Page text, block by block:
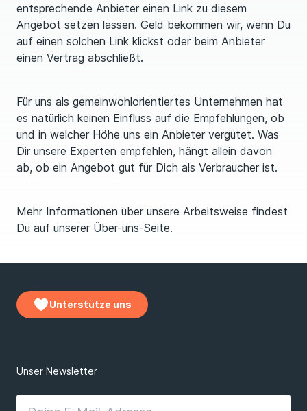
entsprechende Anbieter einen Link zu diesem
Angebot setzen lassen. Geld bekommen wir, wenn Du
auf einen solchen Link klickst oder beim Anbieter
einen Vertrag abschließt.
Für uns als gemeinwohlorientiertes Unternehmen hat
es natürlich keinen Einfluss auf die Empfehlungen, ob
und in welcher Höhe uns ein Anbieter vergütet. Was
Dir unsere Experten empfehlen, hängt allein davon
ab, ob ein Angebot gut für Dich als Verbraucher ist.
Mehr Informationen über unsere Arbeitsweise findest
Du auf unserer Über-uns-Seite.
Unterstütze uns